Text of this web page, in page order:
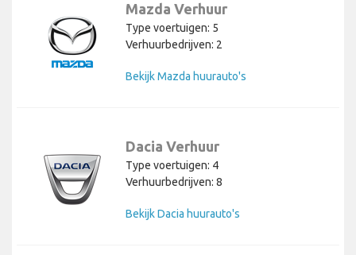
Mazda Verhuur
Type voertuigen: 5
Verhuurbedrijven: 2
Bekijk Mazda huurauto's
Dacia Verhuur
Type voertuigen: 4
Verhuurbedrijven: 8
Bekijk Dacia huurauto's